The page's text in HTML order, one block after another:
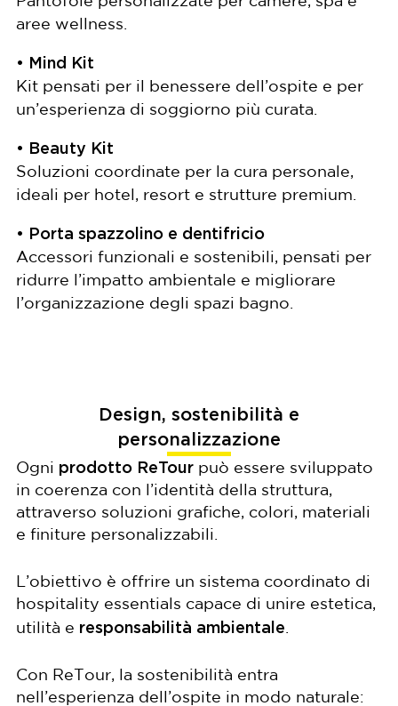
aree wellness.
• Mind Kit
Kit pensati per il benessere dell’ospite e per
un’esperienza di soggiorno più curata.
• Beauty Kit
Soluzioni coordinate per la cura personale,
ideali per hotel, resort e strutture premium.
• Porta spazzolino e dentifricio
Accessori funzionali e sostenibili, pensati per
ridurre l’impatto ambientale e migliorare
l’organizzazione degli spazi bagno.
Design, sostenibilità e
personalizzazione
Ogni prodotto ReTour può essere sviluppato
in coerenza con l’identità della struttura,
attraverso soluzioni grafiche, colori, materiali
e finiture personalizzabili.
L’obiettivo è offrire un sistema coordinato di
hospitality essentials capace di unire estetica,
utilità e responsabilità ambientale
Con ReTour, la sostenibilità entra
nell’esperienza dell’ospite in modo naturale: